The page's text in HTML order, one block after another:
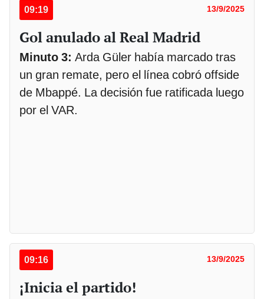
09:19 13/9/2025
Gol anulado al Real Madrid
Minuto 3: Arda Güler había marcado tras
un gran remate, pero el línea cobró offside
de Mbappé. La decisión fue ratificada luego
por el VAR.
09:16 13/9/2025
¡Inicia el partido!